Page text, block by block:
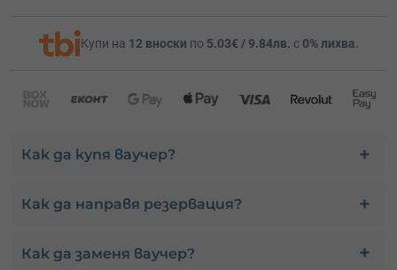
Купи на 12 вноски по 5.03€ / 9.84лв. с 0% лихва
Как да купя ваучер?
Как да направя резервация?
Как да заменя ваучер?